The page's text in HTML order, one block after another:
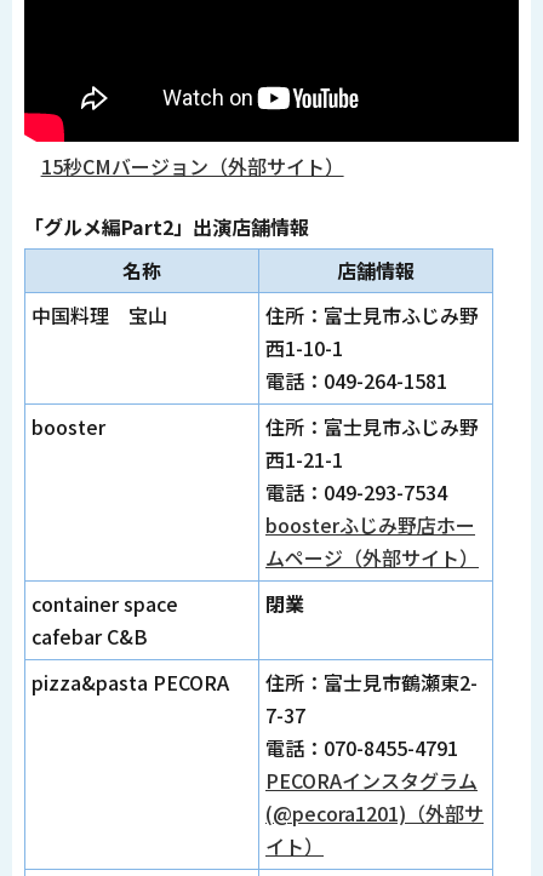
15秒CMバージョン（外部サイト）
「グルメ編Part2」出演店舗情報
名称
店舗情報
中国料理 宝山
住所：富士見市ふじみ野
西1-10-1
電話：049-264-1581
booster
住所：富士見市ふじみ野
西1-21-1
電話：049-293-7534
boosterふじみ野店ホー
ムページ（外部サイト）
container space
cafebar C&B
閉業
pizza&pasta PECORA
住所：富士見市鶴瀬東2-
7-37
電話：070-8455-4791
PECORAインスタグラム
(@pecora1201)（外部サ
イト）